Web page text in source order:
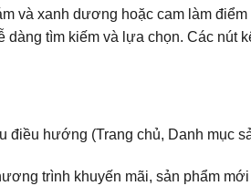
và xanh dương hoặc cam làm
tìm kiếm và lựa chọn. Các nút
điều hướng (Trang chủ, Danh mục
trình khuyến mãi, sản phẩm